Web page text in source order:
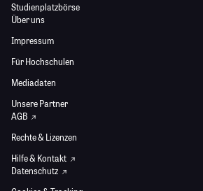
Studienplatzbörse
Über uns
Impressum
Für Hochschulen
Mediadaten
Unsere Partner
AGB
Rechte & Lizenzen
Hilfe & Kontakt
Datenschutz